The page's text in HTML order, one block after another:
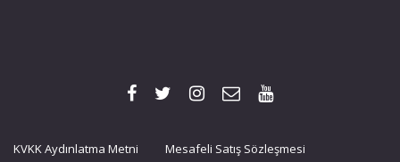
KVKK Aydınlatma Metni Mesafeli Satış Sözleşmesi